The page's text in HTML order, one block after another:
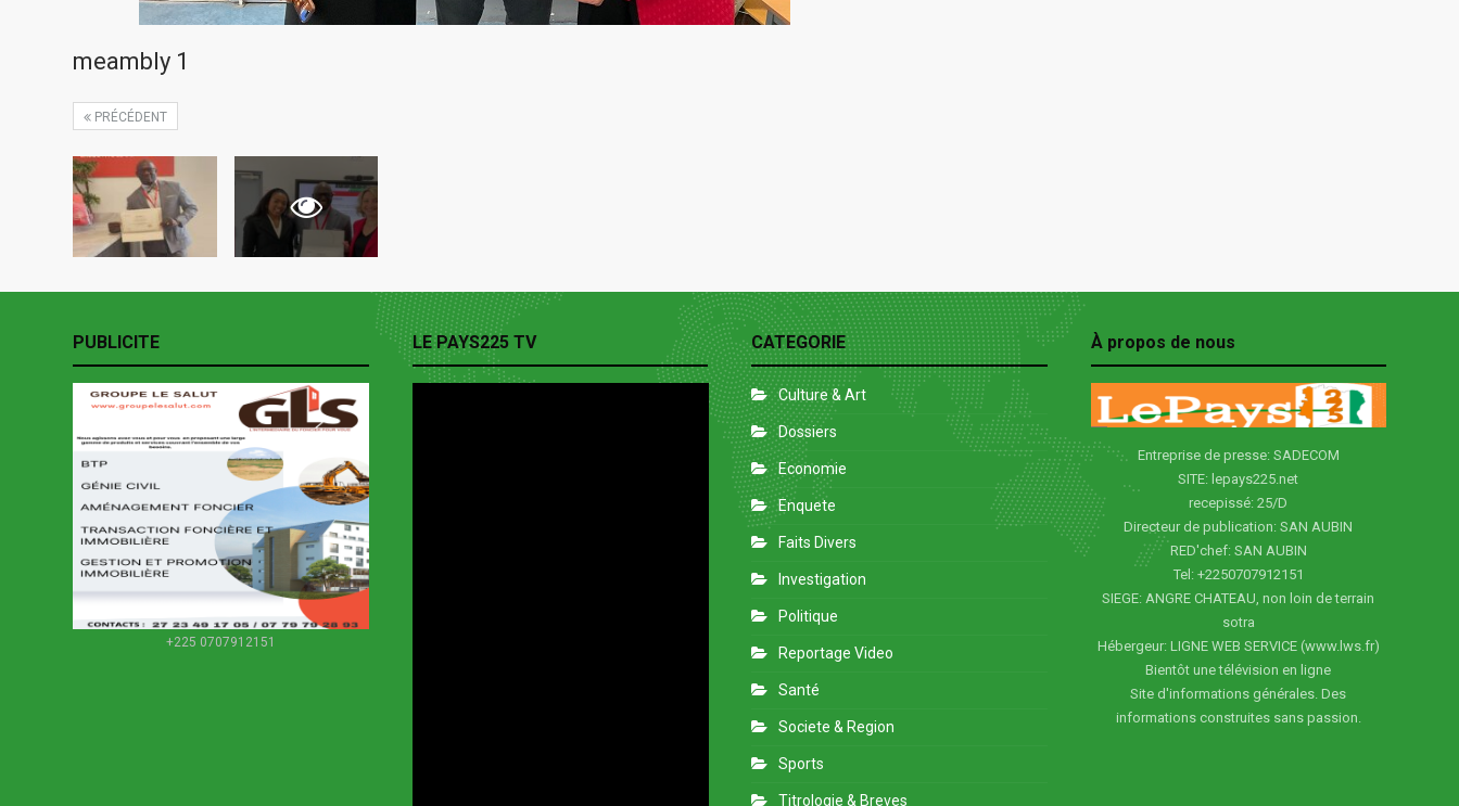
meambly 1
PRÉCÉDENT
PUBLICITE
+225 0707912151
LE PAYS225 TV CATEGORIE
Culture & Art
Dossiers
Economie
Enquete
Faits Divers
Investigation
Politique
Reportage Video
Santé
Societe & Region
Sports
Titrologie & Breves
À propos de nous
Entreprise de presse: SADECOM
SITE: lepays225.net
recepissé: 25/D
Directeur de publication: SAN AUBIN
RED'chef: SAN AUBIN
Tel: +2250707912151
SIEGE: ANGRE CHATEAU, non loin de terrain
sotra
Hébergeur: LIGNE WEB SERVICE (www.lws.fr)
Bientôt une télévision en ligne
Site d'informations générales. Des
informations construites sans passion.